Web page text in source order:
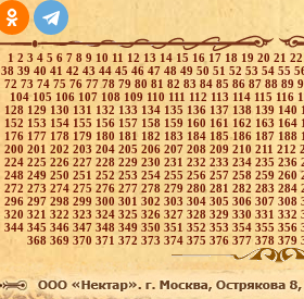
1 2 3 4 5 6 7 8 9 10 11 12 13 14 15 16 17 18 19 20 21
38 39 40 41 42 43 44 45 46 47 48 49 50 51 52 53 54 55
72 73 74 75 76 77 78 79 80 81 82 83 84 85 86 87 88 89
104105 106 107 108 109 110 111 112 113 114 115 116
128 129 130 131 132 133 134 135 136 137 138 139 140
152 153 154 155 156 157 158 159 160 161 162 163 164
176 177 178 179 180 181 182 183 184 185186 187 188
200 201 202 203 204 205 206 207 208 209 210 211 212
224 225 226 227 228 229 230 231 232 233 234 235 236
248 249 250 251 252 253 254 255 256 257 258 259 260
272 273 274 275 276 277 278 279 280 281 282 283 284
296 297 298 299 300 301 302 303 304 305 306 307 308
320 321 322 323 324 325 326 327 328 329 330 331 332
344 345 346 347 348 349 350 351 352 353 354 355 356
368 369 370 371 372 373 374 375 376 377 378 379